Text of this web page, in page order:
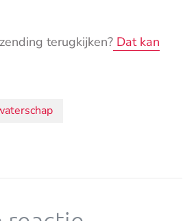
terugkijken? Dat kan